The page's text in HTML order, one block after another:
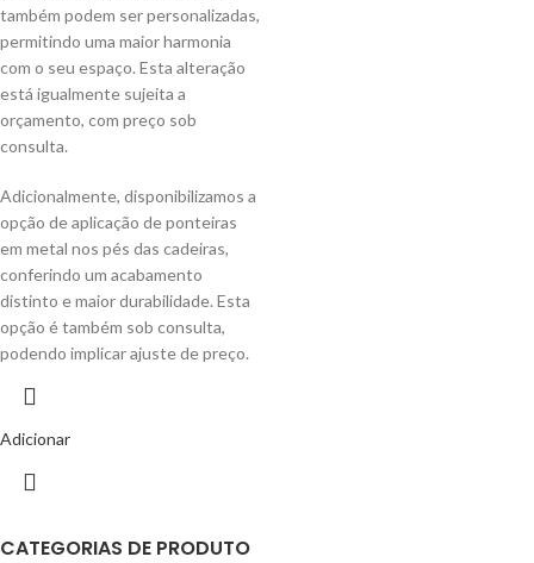
CATEGORIAS DE PRODUTO
também podem ser personalizadas,
permitindo uma maior harmonia
com o seu espaço. Esta alteração
está igualmente sujeita a
orçamento, com preço sob
consulta.
Adicionalmente, disponibilizamos a
opção de aplicação de ponteiras
em metal nos pés das cadeiras,
conferindo um acabamento
distinto e maior durabilidade. Esta
opção é também sob consulta,
podendo implicar ajuste de preço.
Adicionar